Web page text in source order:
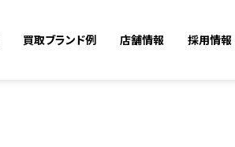
買取ブランド例 店舗情報 採用情報